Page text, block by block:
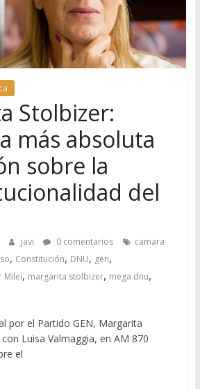
Stolbizer:
más absoluta
sobre la
del
javi 0 comentarios
camara
, Constitución, DNU, gen,
Milei, margarita stolbizer, mega dnu,
por el Partido GEN, Margarita
Luisa Valmaggia, en AM 870
el